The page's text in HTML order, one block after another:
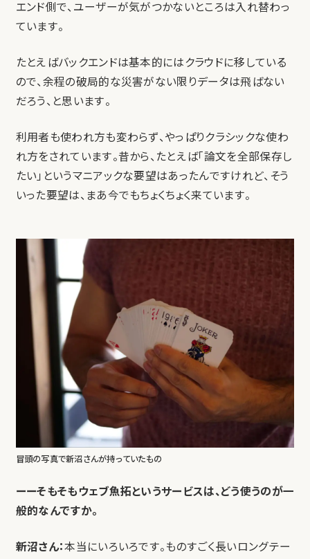
エンド側で、ユーザーが気がつかないところは入れ替わっ
ています。
たとえばバックエンドは基本的にはクラウドに移している
ので、余程の破局的な災害がない限りデータは飛ばない
だろう、と思います。
利用者も使われ方も変わらず、やっぱりクラシックな使わ
れ方をされています。昔から、たとえば「論文を全部保存し
たい」というマニアックな要望はあったんですけれど、そう
いった要望は、まあ今でもちょくちょく来ています。
冒頭の写真で新沼さんが持っていたもの
ーーそもそもウェブ魚拓というサービスは、どう使うのが一
般的なんですか。
新沼さん：本当にいろいろです。ものすごく長いロングテー